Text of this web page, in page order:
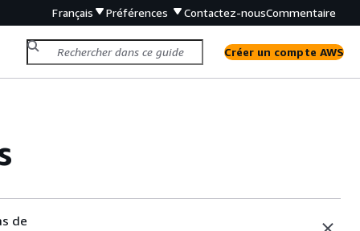
Français Préférences Contactez-nousCommentaire
Créer un compte AWS
de